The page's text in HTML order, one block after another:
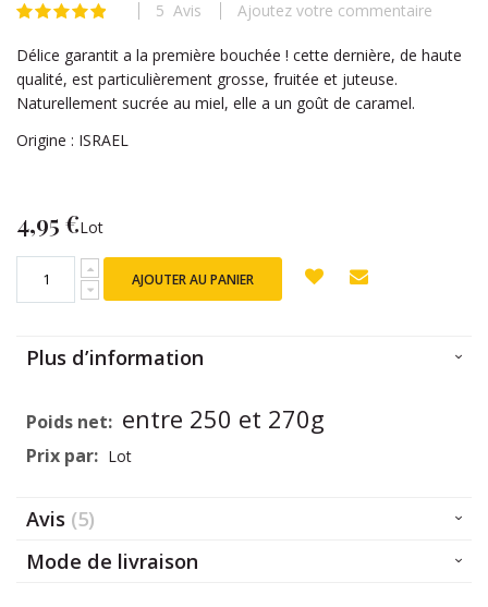
beginning
the
images
gallery
Évaluation: 5 Avis Ajoutez votre commentaire
Délice garantit a la première bouchée ! cette dernière, de haute
qualité, est particulièrement grosse, fruitée et juteuse.
Naturellement sucrée au miel, elle a un goût de caramel.
Origine : ISRAEL
4,95 €Lot
AJOUTER AU PANIER
Plus d’information
d’information entre 250 et 270g
Lot
Avis 5
Mode de livraison